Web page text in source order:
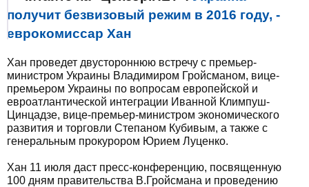
получит безвизовый режим в 2016 году, -
еврокомиссар Хан
Хан проведет двустороннюю встречу с премьер-
министром Украины Владимиром Гройсманом, вице-
премьером Украины по вопросам европейской и
евроатлантической интеграции Иванной Климпуш-
Цинцадзе, вице-премьер-министром экономического
развития и торговли Степаном Кубивым, а также с
генеральным прокурором Юрием Луценко.
Хан 11 июля даст пресс-конференцию, посвященную
100 дням правительства В.Гройсмана и проведению